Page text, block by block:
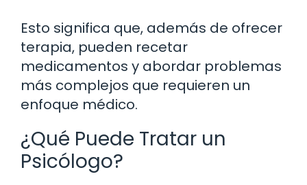
Esto significa que, además de ofrecer
terapia, pueden recetar
medicamentos y abordar problemas
más complejos que requieren un
enfoque médico.
¿Qué Puede Tratar un
Psicólogo?